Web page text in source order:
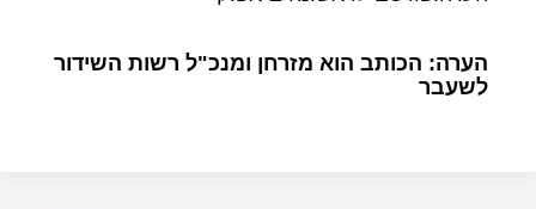
הערה: הכותב הוא מזרחן ומנכ"ל רשות השידור
לשעבר